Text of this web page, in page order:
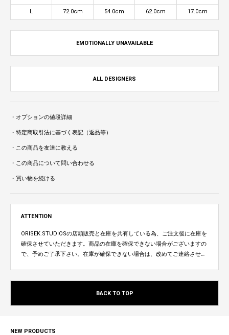
L 72.0cm 54.0cm 62.0cm 17.0cm
EMOTIONALLY UNAVAILABLE
ALL DESIGNERS
・オプションの値段詳細
・特定商取引法に基づく表記（返品等）
・この商品を友達に教える
・この商品について問い合わせる
・買い物を続ける
ATTENTION
ORISEK.STUDIOSの店頭販売と在庫を共有している為、ご注文後に在庫を
確保させていただきます。商品の在庫を確保できない場合がございますの
で、予めご了承下さい。在庫が確保できない場合は、改めてご連絡させて
BACK TO TOP
NEW PRODUCTS